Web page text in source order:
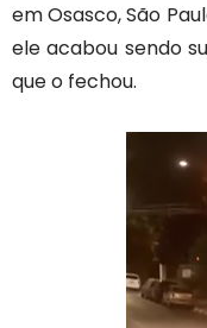
em Osasco, São
ele acabou sendo
que o fechou.